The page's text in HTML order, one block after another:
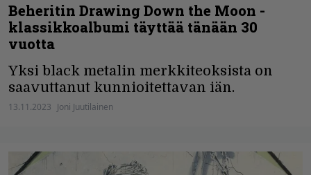
Beheritin Drawing Down the Moon -
klassikkoalbumi täyttää tänään 30
vuotta
Yksi black metalin merkkiteoksista on
saavuttanut kunnioitettavan iän.
13.11.2023 Joni Juutilainen